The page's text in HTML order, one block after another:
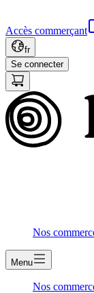
Accès commerçant
fr
Se connecter
Nos
Menu
Nos